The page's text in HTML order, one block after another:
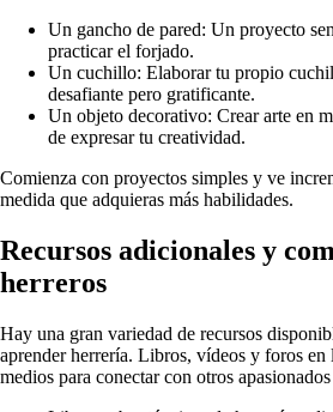
Un gancho de pared: Un proyecto
practicar el forjado.
Un cuchillo: Elaborar tu propio
desafiante pero gratificante.
Un objeto decorativo: Crear arte en
de expresar tu creatividad.
Comienza con proyectos simples y ve
medida que adquieras más habilidades.
Recursos adicionales y
herreros
Hay una gran variedad de recursos
aprender herrería. Libros, vídeos y foros en
medios para conectar con otros apasionados